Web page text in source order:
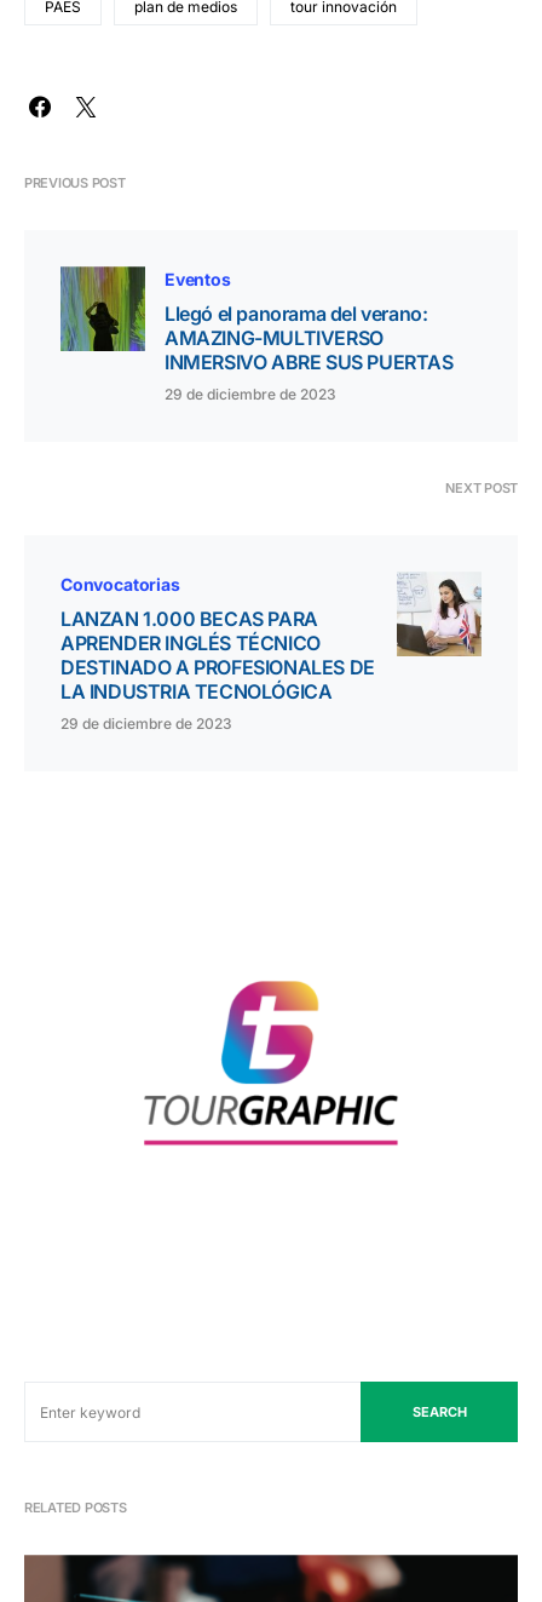
PAES plan de medios tour innovación
PREVIOUS POST
Eventos
Llegó el panorama del verano:
AMAZING-MULTIVERSO
INMERSIVO ABRE SUS PUERTAS
29 de diciembre de 2023
NEXT POST
Convocatorias
LANZAN 1.000 BECAS PARA
APRENDER INGLÉS TÉCNICO
DESTINADO A PROFESIONALES DE
LA INDUSTRIA TECNOLÓGICA
29 de diciembre de 2023
SEARCH
RELATED POSTS